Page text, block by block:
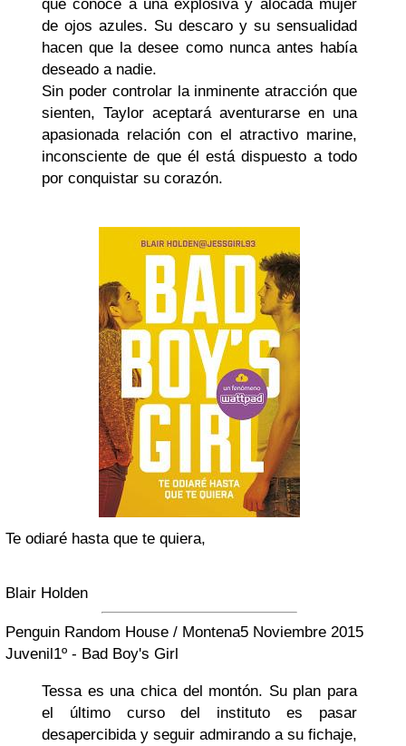
que conoce a una explosiva y alocada mujer
de ojos azules. Su descaro y su sensualidad
hacen que la desee como nunca antes había
deseado a nadie.
Sin poder controlar la inminente atracción que
sienten, Taylor aceptará aventurarse en una
apasionada relación con el atractivo marine,
inconsciente de que él está dispuesto a todo
por conquistar su corazón.
Te odiaré hasta que te quiera,
Blair Holden
Penguin Random House / Montena5 Noviembre 2015
Juvenil1º - Bad Boy's Girl
Tessa es una chica del montón. Su plan para
el último curso del instituto es pasar
desapercibida y seguir admirando a su fichaje,